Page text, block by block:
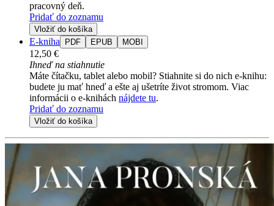
pracovný deň.
Pridať do zoznamu
Vložiť do košíka
E-kniha PDF EPUB MOBI
12,50 €
Ihneď na stiahnutie
Máte čítačku, tablet alebo mobil? Stiahnite si do nich e-knihu:
budete ju mať hneď a ešte aj ušetríte život stromom. Viac
informácii o e-knihách nájdete tu.
Pridať do zoznamu
Vložiť do košíka